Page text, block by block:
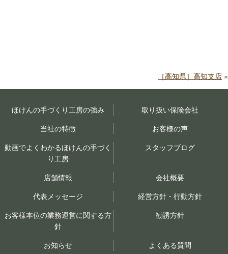
［高知県］高知支店 »
ほけんの手づくり工房の強み 取り扱い保険会社
当社の特徴 お客様の声
動画でよくわかるほけんの手づく
り工房
スタッフブログ
店舗情報 会社概要
代表メッセージ 経営方針・行動方針
お客様本位の業務運営に関する方
針
勧誘方針
お知らせ よくある質問